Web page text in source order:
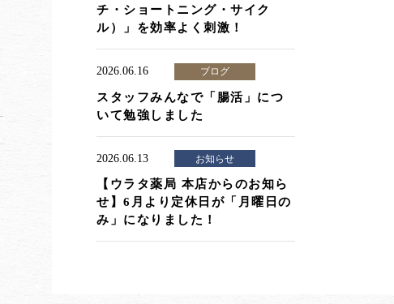
チ・ショートニング・サイク
ル）」を効率よく刺激！
2026.06.16 ブログ
スタッフみんなで「腸活」につ
いて勉強しました
2026.06.13 お知らせ
【ウラタ薬局 本店からのお知ら
せ】6月より定休日が「月曜日の
み」になりました！